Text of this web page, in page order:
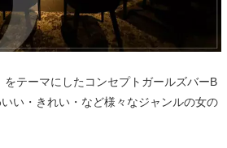
をテーマにしたコンセプトガールズバーB
い・きれい・など様々なジャンルの女の